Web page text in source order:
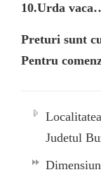
10.Urda
Preturi sunt
Pentru
Judetul